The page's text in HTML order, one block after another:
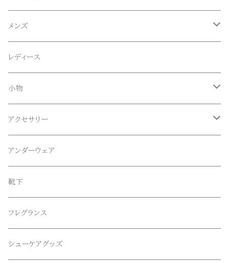
ACE SNKR(エーススニーカー)
Anapau,Seaing,ANAPAU UG
Blundstone(ブランドストーン)
CameOne(ケイムワン)
CANDY DESIGN&WORKS(CDW)
collonil(コロニル)
CountyComm(カウンティーコム)
dros dro(ドロスドロ)
メンズ
トップス
Tシャツ
ロンT
シャツ
ボトムス
ロング
ショート
セットアップ
シューズ
シューズ
サンダル
レディース
小物
帽子、マフラー、手袋
メガネ、サングラス
ベルト
腕時計
キーアクセサリー
アクセサリー
リング
ブレスレット、バングル
ネックレス
アンダーウェア
靴下
フレグランス
シューケアグッズ